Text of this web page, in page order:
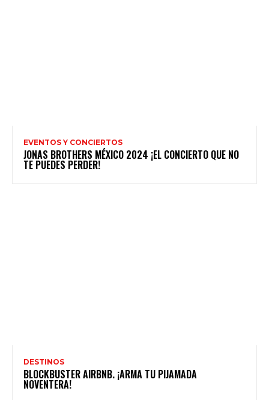
EVENTOS Y CONCIERTOS
JONAS BROTHERS MÉXICO 2024 ¡EL CONCIERTO QUE NO
TE PUEDES PERDER!
DESTINOS
BLOCKBUSTER AIRBNB. ¡ARMA TU PIJAMADA
NOVENTERA!